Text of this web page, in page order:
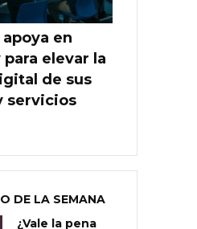
en
elevar la
de sus
servicios
DE LA SEMANA
¿Vale la pena